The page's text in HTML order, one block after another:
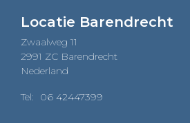
Locatie Barendrecht
Zwaalweg 11
2991 ZC Barendrecht
Nederland
Tel: 06 42447399